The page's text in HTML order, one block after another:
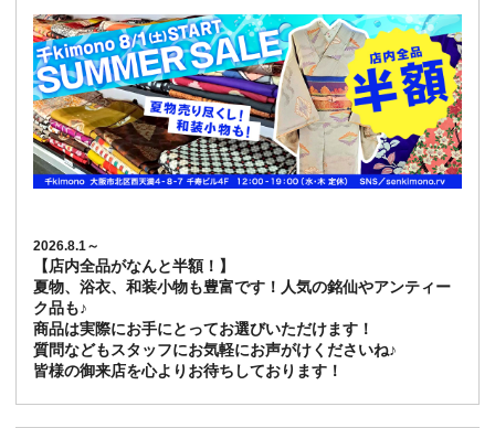
2026.8.1～
【店内全品がなんと半額！】
夏物、浴衣、和装小物も豊富です！人気の銘仙やアンティー
ク品も♪
商品は実際にお手にとってお選びいただけます！
質問などもスタッフにお気軽にお声がけくださいね♪
皆様の御来店を心よりお待ちしております！